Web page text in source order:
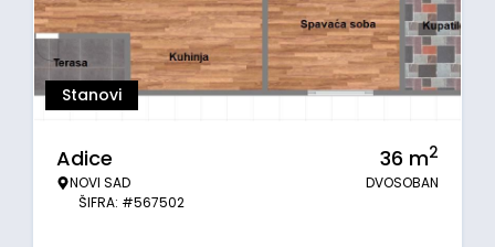
Stanovi
Adice
NOVI SAD
ŠIFRA: #567502
36 m2
DVOSOBAN